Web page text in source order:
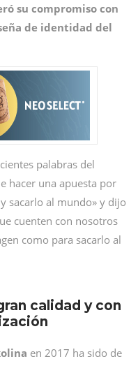
su compromiso con
de identidad del
palabras del
hacer una apuesta por
sacarlo al mundo» y dijo
cuenten con nosotros
como para sacarlo al
calidad y con
en 2017 ha sido de